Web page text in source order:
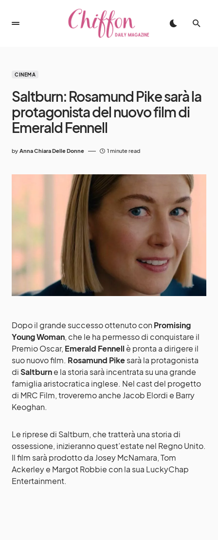
CINEMA
Saltburn: Rosamund Pike sarà la
protagonista del nuovo film di
Emerald Fennell
by Anna Chiara Delle Donne 1 minute read
Dopo il grande successo ottenuto con Promising
Young Woman, che le ha permesso di conquistare il
Premio Oscar, Emerald Fennell è pronta a dirigere il
suo nuovo film. Rosamund Pikesarà la protagonista
diSaltburne la storia sarà incentrata su una grande
famiglia aristocratica inglese. Nel cast del progetto
di MRC Film, troveremo anche Jacob Elordi e Barry
Keoghan.
Le riprese di Saltburn, che tratterà una storia di
ossessione, inizieranno quest’estate nel Regno Unito.
Il film sarà prodotto da Josey McNamara, Tom
Ackerley e Margot Robbie con la sua LuckyChap
Entertainment.